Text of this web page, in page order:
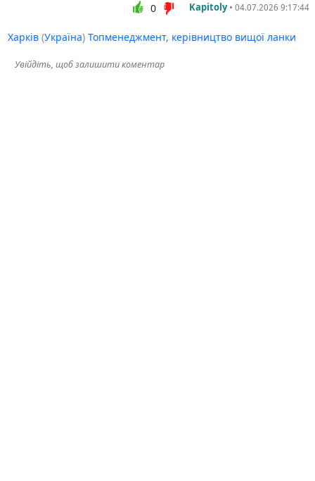
Kapitoly• 04.07.2026 9:17:44
0
Харків(Україна) Топменеджмент, керівництво вищої ланки
Увійдіть, щоб залишити коментар